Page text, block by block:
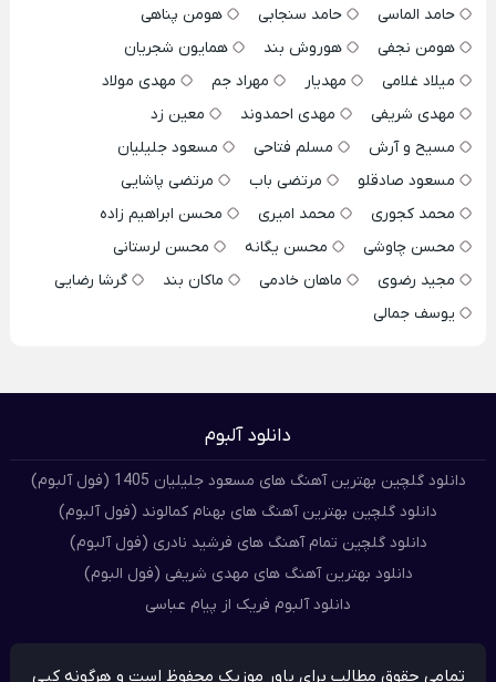
حامد الماسی
حامد سنجابی
هومن پناهی
هومن نجفی
هوروش بند
همایون شجریان
میلاد غلامی
مهدیار مهراد جم
مهدی مولاد
مهدی شریفی
مهدی احمدوند
معین زد
مسیح و آرش
مسلم فتاحی
مسعود جلیلیان
مسعود صادقلو
مرتضی باب
مرتضی پاشایی
محمد کجوری
محمد امیری
محسن ابراهیم زاده
محسن چاوشی
محسن یگانه
محسن لرستانی
مجید رضوی
ماهان خادمی ماکان بند
گرشا رضایی
یوسف جمالی
دانلود آلبوم
دانلود گلچین بهترین آهنگ های مسعود جلیلیان 1405 (فول آلبوم)
دانلود گلچین بهترین آهنگ های بهنام کمالوند (فول آلبوم)
دانلود گلچین تمام آهنگ های فرشید نادری (فول آلبوم)
دانلود بهترین آهنگ های مهدی شریفی (فول البوم)
دانلود آلبوم فریک از پیام عباسی
تمامی حقوق مطالب برای پاور موزیک محفوظ است و هرگونه کپی